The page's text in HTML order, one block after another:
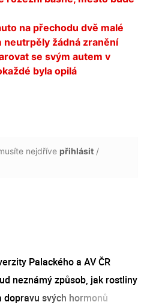
na přechodu dvě malé
neutrpěly žádná zranění
se svým autem v
byla opilá
nejdříve přihlásit /
Palackého a AV ČR
neznámý způsob, jak rostliny
dopravu svých hormonů